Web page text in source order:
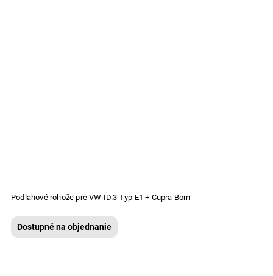
Podlahové rohože pre VW ID.3 Typ E1 + Cupra Born
Dostupné na objednanie